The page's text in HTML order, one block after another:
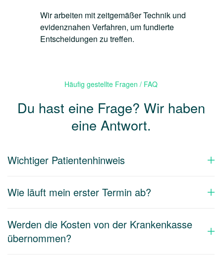
Wir arbeiten mit zeitgemäßer Technik und
evidenznahen Verfahren, um fundierte
Entscheidungen zu treffen.
Häufig gestellte Fragen / FAQ
Du hast eine Frage? Wir haben
eine Antwort.
Wichtiger Patientenhinweis
Wie läuft mein erster Termin ab?
Werden die Kosten von der Krankenkasse
übernommen?